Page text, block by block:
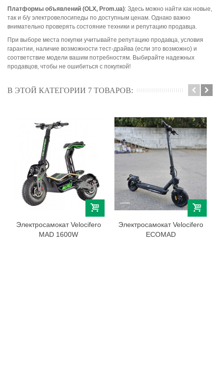
Платформы объявлений (OLX, Prom.ua): Здесь можно найти как новые,
так и б/у электровелосипеды по доступным ценам. Однако важно
внимательно проверять состояние техники и репутацию продавца.
При выборе места покупки учитывайте репутацию продавца, условия
гарантии, наличие возможности тест-драйва (если это возможно) и
соответствие модели вашим потребностям. Выбирайте надежных
продавцов, чтобы не ошибиться с покупкой!
В ЭТОЙ КАТЕГОРИИ 7 ТОВАРОВ:
Электросамокат Velocifero
MAD 1600W
Электросамокат Velocifero
ECOMAD